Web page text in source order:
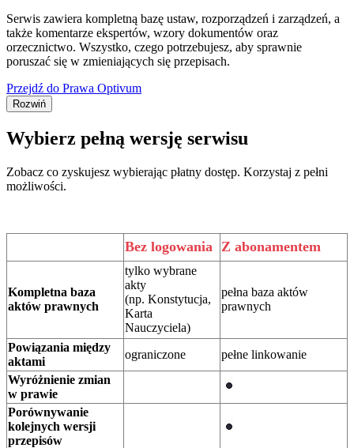
Serwis zawiera kompletną bazę ustaw, rozporządzeń i zarządzeń, a
także komentarze ekspertów, wzory dokumentów oraz
orzecznictwo. Wszystko, czego potrzebujesz, aby sprawnie
poruszać się w zmieniających się przepisach.
Przejdź do Prawa Optivum
Rozwiń
Wybierz pełną wersję serwisu
Zobacz co zyskujesz wybierając płatny dostęp. Korzystaj z pełni
możliwości.
Bez logowania Z abonamentem
Kompletna baza
aktów prawnych
tylko wybrane
akty
(np. Konstytucja,
Karta
Nauczyciela)
pełna baza aktów
prawnych
Powiązania między
aktami
ograniczone
pełne linkowanie
Wyróżnienie zmian
w prawie
Porównywanie
kolejnych wersji
przepisów